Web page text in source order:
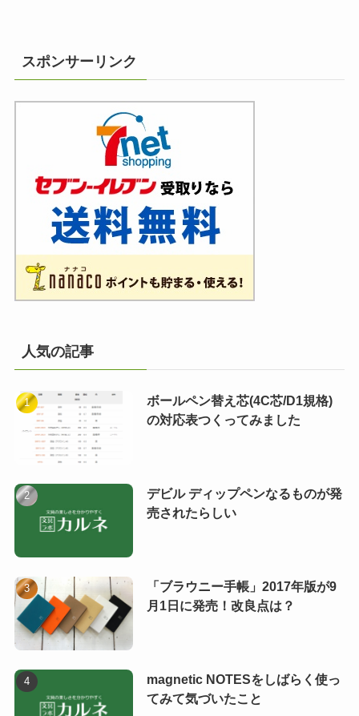
スポンサーリンク
人気の記事
ボールペン替え芯(4C芯/D1規格)
の対応表つくってみました
デビル ディップペンなるものが発
売されたらしい
「ブラウニー手帳」2017年版が9
月1日に発売！改良点は？
magnetic NOTESをしばらく使っ
てみて気づいたこと